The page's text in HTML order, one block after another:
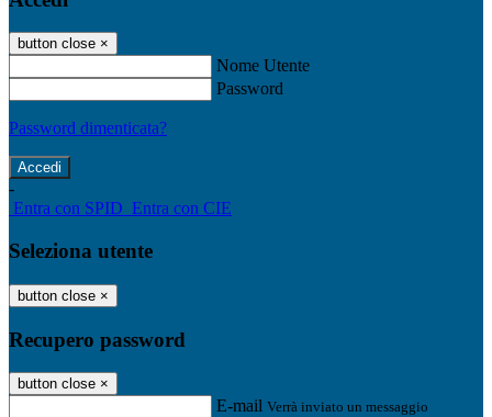
button close ×
Nome Utente
Password
Password dimenticata?
-
Entra con SPID Entra con CIE
Seleziona utente
button close ×
Recupero password
button close ×
E-mail Verrà inviato un messaggio